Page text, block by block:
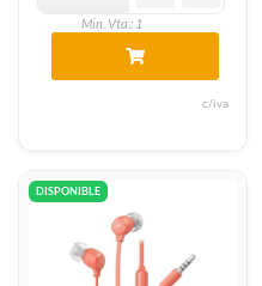
Min. Vta.: 1
c/iva
DISPONIBLE